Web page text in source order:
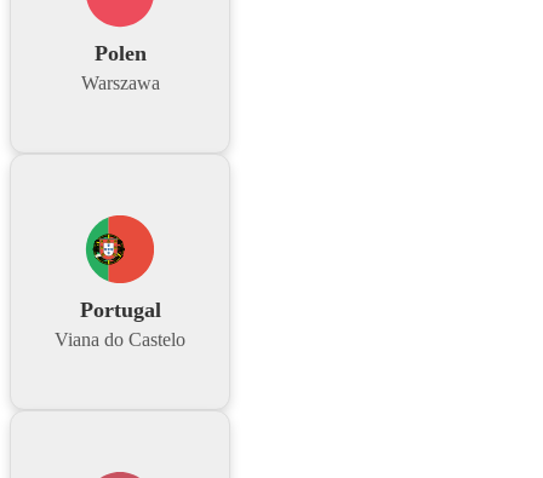
Polen
Warszawa
Portugal
Viana do Castelo